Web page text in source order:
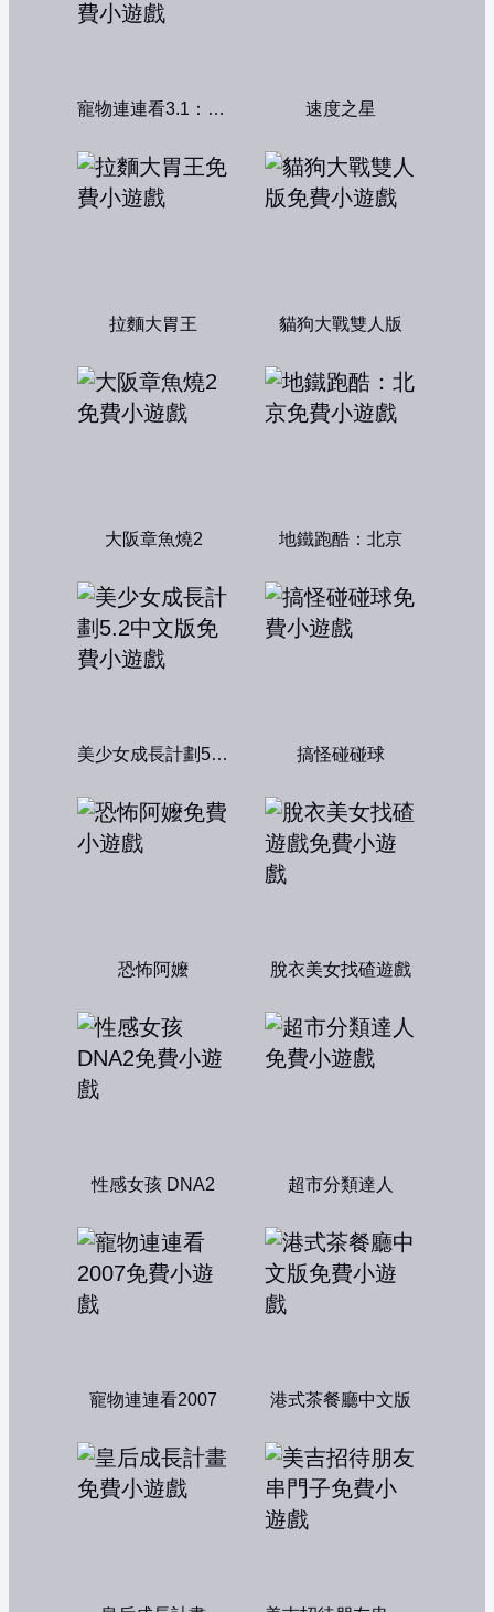
寵物連連看3.1：共享版 速度之星
拉麵大胃王 貓狗大戰雙人版
大阪章魚燒2 地鐵跑酷：北京
美少女成長計劃5.2中文版 搞怪碰碰球
恐怖阿嬤 脫衣美女找碴遊戲
性感女孩 DNA2 超市分類達人
寵物連連看2007 港式茶餐廳中文版